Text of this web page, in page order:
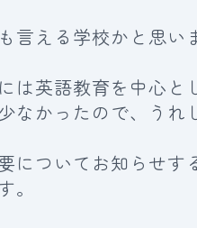
言える学校かと思い
は英語教育を中心
なかったので、うれ
についてお知らせ
。